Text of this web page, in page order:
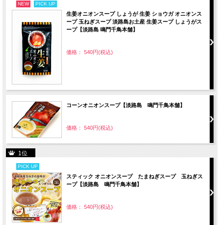
NEW PICK UP
生姜オニオンスープ しょうが 生姜 ショウガ オニオンス
ープ 玉ねぎスープ 淡路島お土産 生姜スープ しょうがス
ープ【淡路島 鳴門千鳥本舗】
価格： 540円(税込)
コーンオニオンスープ【淡路島 鳴門千鳥本舗】
価格： 540円(税込)
1位
PICK UP
スティック オニオンスープ たまねぎスープ 玉ねぎス
ープ【淡路島 鳴門千鳥本舗】
価格： 540円(税込)